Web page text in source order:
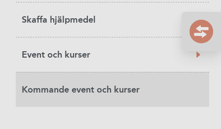
Skaffa hjälpmedel
Event och kurser
Kommande event och kurser